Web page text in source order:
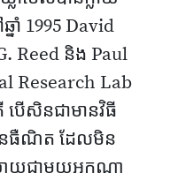
ាំ 1995 David
Reed និង Paul
Research Lab
បើសិនជាមានវិធី
អ៉ីនធឺណិត ដែលមិន
យជាមួយអ្នកណា